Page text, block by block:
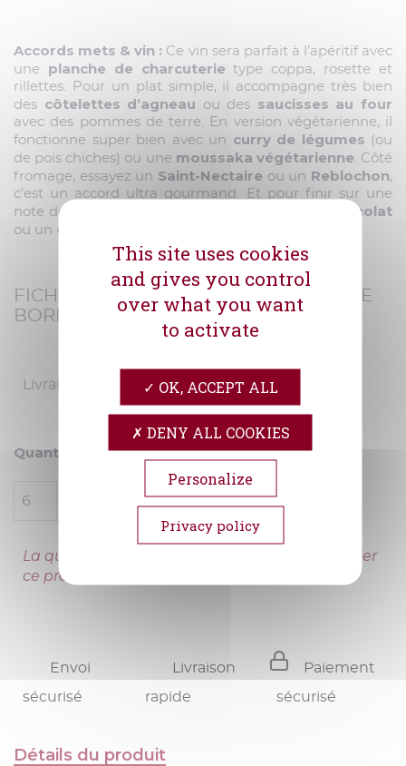
Accords mets & vin : Ce vin sera parfait à l’apéritif avec
une planche de charcuterie type coppa, rosette et
rillettes. Pour un plat simple, il accompagne très bien
des côtelettes d’agneau ou des saucisses au four
avec des pommes de terre. En version végétarienne, il
fonctionne super bien avec un curry de légumes (ou
de pois chiches) ou une moussaka végétarienne. Côté
fromage, essayez un Saint-Nectaire ou un Reblochon,
c’est un accord ultra gourmand. Et pour finir sur une
note douce, il ira très bien avec une
poire au chocolat
ou un gâteau aux noix
FICHE TECHNIQUE ANTHESE CÔTES DE
BORDEAUX 2018
Livraison offerte dès 190€ d'achat.
Quantité
AJOUTER AU PANIER
La quantité minimale pour pouvoir commander
ce produit est 6.
Envoi
sécurisé
Livraison
rapide
Paiement
sécurisé
Détails du produit
This site uses cookies
and gives you control
over what you want
to activate
OK, ACCEPT ALL
DENY ALL COOKIES
Personalize
Privacy policy